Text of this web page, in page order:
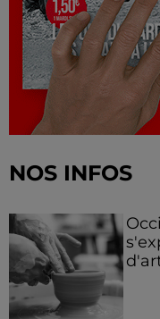
NOS INFOS